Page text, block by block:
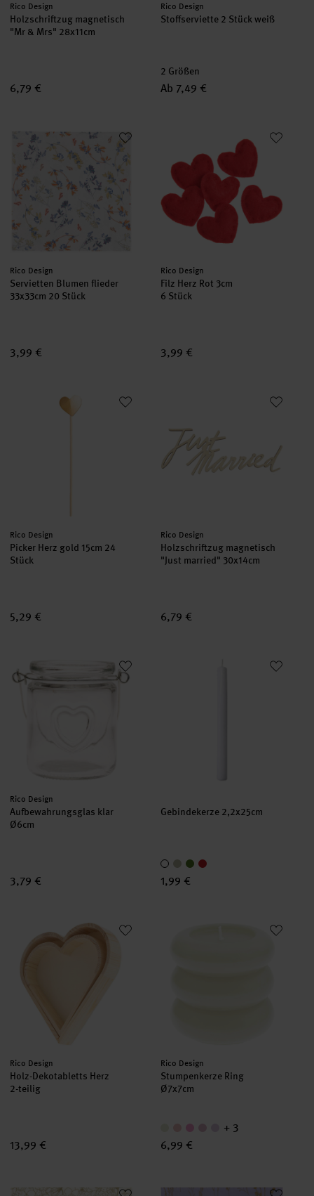
Hersteller:
Rico Design
Holzschriftzug magnetisch
"Mr & Mrs" 28x11cm
6,79 €
Hersteller:
Rico Design
Stoffserviette 2 Stück weiß
2 Größen
Ab 7,49 €
Servietten Blumen flieder 33x33cm 20 Stück
Hersteller:
Rico Design
Servietten Blumen flieder
33x33cm 20 Stück
3,99 €
Hersteller:
Rico Design
Filz Herz Rot 3cm
6 Stück
3,99 €
Picker Herz gold 15cm 24 Stück
Hersteller:
Rico Design
Picker Herz gold 15cm 24
Stück
5,29 €
Holzschriftzug magnetisch
Hersteller:
Rico Design
Holzschriftzug magnetisch
"Just married" 30x14cm
6,79 €
Aufbewahrungsglas klar Ø6cm
Hersteller:
Rico Design
Aufbewahrungsglas klar
Ø6cm
3,79 €
Gebindekerze 2,2x25cm
Gebindekerze 2,2x25cm
1,99 €
Holz-Dekotabletts Herz
Hersteller:
Rico Design
Holz-Dekotabletts Herz
2-teilig
13,99 €
Hersteller:
Rico Design
Stumpenkerze Ring
Ø7x7cm
+ 3
6,99 €
Servietten Blumen Gold Servietten Gräser lila 33x33cm